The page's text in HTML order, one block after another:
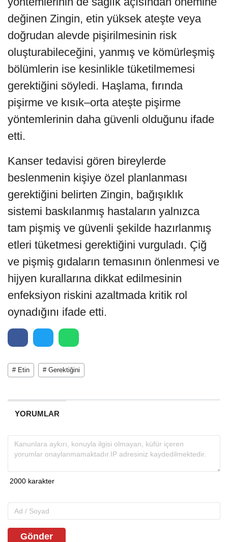
değinen Zingin, etin yüksek ateşte veya
doğrudan alevde pişirilmesinin risk
oluşturabileceğini, yanmış ve kömürleşmiş
bölümlerin ise kesinlikle tüketilmemesi
gerektiğini söyledi. Haşlama, fırında
pişirme ve kısık–orta ateşte pişirme
yöntemlerinin daha güvenli olduğunu ifade
etti.
Kanser tedavisi gören bireylerde
beslenmenin kişiye özel planlanması
gerektiğini belirten Zingin, bağışıklık
sistemi baskılanmış hastaların yalnızca
tam pişmiş ve güvenli şekilde hazırlanmış
etleri tüketmesi gerektiğini vurguladı. Çiğ
ve pişmiş gıdaların temasının önlenmesi ve
hijyen kurallarına dikkat edilmesinin
enfeksiyon riskini azaltmada kritik rol
oynadığını ifade etti.
# Etin # Gerektiğini
YORUMLAR
Gönder